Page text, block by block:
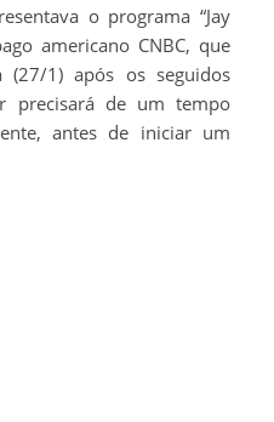
o programa “Jay
americano CNBC, que
(27/1) após os seguidos
precisará de um tempo
antes de iniciar um